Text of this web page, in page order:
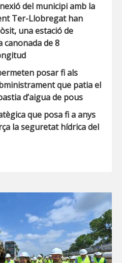
del municipi amb la
Ter-Llobregat han
una estació de
canonada de 8
posar fi als
que patia el
d’aigua de pous
que posa fi a anys
la seguretat hídrica del